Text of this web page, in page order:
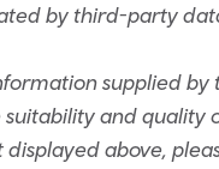
by third-party
supplied
and
above,